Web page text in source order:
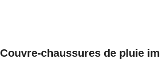
Couvre-chaussures de pluie